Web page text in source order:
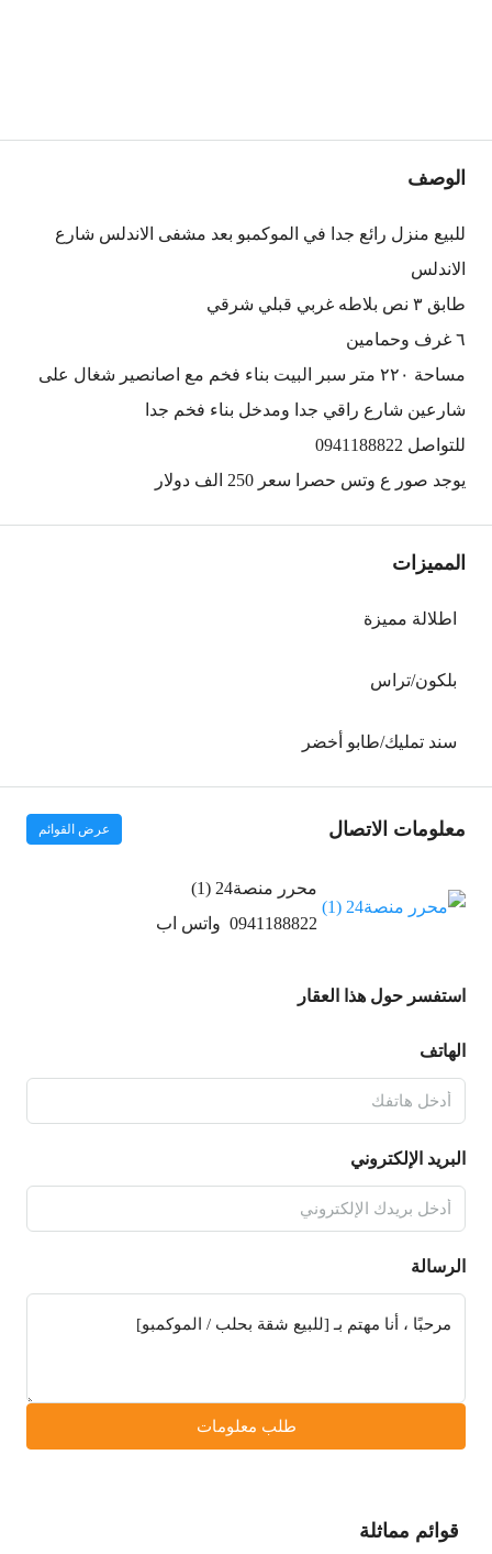
الوصف
للبيع منزل رائع جدا في الموكمبو بعد مشفى الاندلس شارع
الاندلس
طابق ٣ نص بلاطه غربي قبلي شرقي
٦ غرف وحمامين
مساحة ٢٢٠ متر سبر البيت بناء فخم مع اصانصير شغال على
شارعين شارع راقي جدا ومدخل بناء فخم جدا
للتواصل 0941188822
يوجد صور ع وتس حصرا سعر 250 الف دولار
المميزات
اطلالة مميزة
بلكون/تراس
سند تمليك/طابو أخضر
معلومات الاتصال عرض القوائم
محرر منصة24 (1)
0941188822 واتس اب
استفسر حول هذا العقار
الهاتف
البريد الإلكتروني
الرسالة
طلب معلومات
قوائم مماثلة